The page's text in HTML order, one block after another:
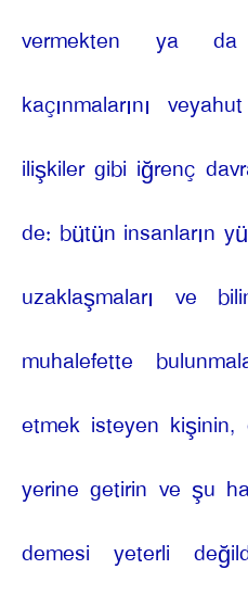
vermekten ya da
kaçınmalarını
ilişkiler gibi iğrenç
de: bütün insanların
uzaklaşmaları ve
muhalefette
etmek isteyen
yerine getirin ve şu
demesi yeterli